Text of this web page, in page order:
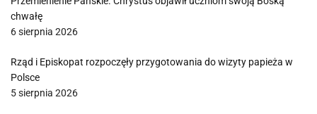
chwałę
6 sierpnia 2026
Rząd i Episkopat rozpoczęły przygotowania do wizyty papieża w
Polsce
5 sierpnia 2026